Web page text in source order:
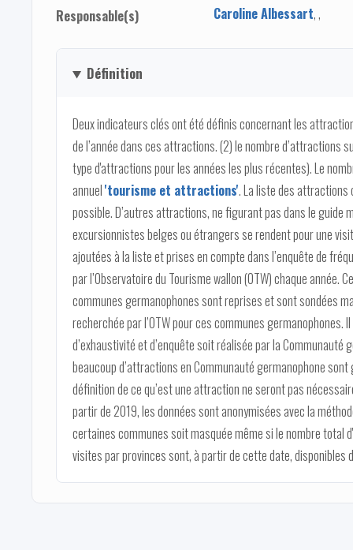
Responsable(s)
Caroline Albessart,,
Définition
Deux indicateurs clés ont été définis concernant les
de l’année dans ces attractions. (2) le nombre d’attractions
type d'attractions pour les années les plus récentes). Le
annuel'tourisme et attractions'. La liste des attractions
possible. D’autres attractions, ne figurant pas dans le guide
excursionnistes belges ou étrangers se rendent pour une
ajoutées à la liste et prises en compte dans l’enquête de
par l’Observatoire du Tourisme wallon (OTW) chaque
communes germanophones sont reprises et sont sondées
recherchée par l’OTW pour ces communes germanophones.
d’exhaustivité et d’enquête soit réalisée par la
beaucoup d’attractions en Communauté germanophone
définition de ce qu’est une attraction ne seront pas
partir de 2019, les données sont anonymisées avec la
certaines communes soit masquée même si le nombre total
visites par provinces sont, à partir de cette date, disponibles